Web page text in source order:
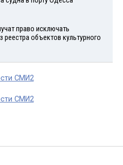
право исключать
реестра объектов культурного
СМИ2
СМИ2